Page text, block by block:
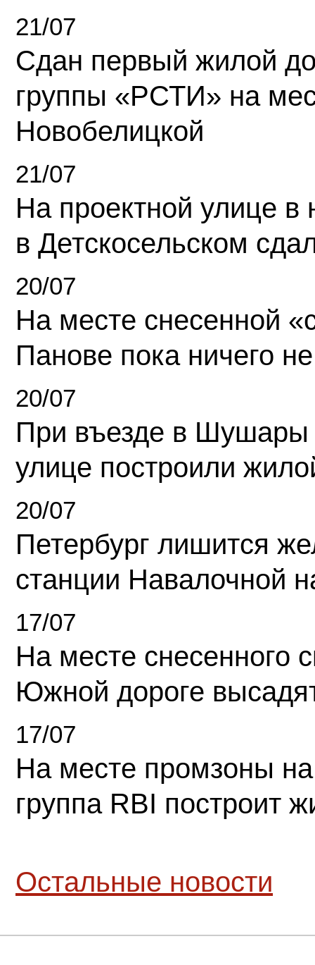
21/07
Сдан первый жилой
группы «РСТИ» на
Новобелицкой
21/07
На проектной улице
в Детскосельском
20/07
На месте снесенной
Панове пока ничего
20/07
При въезде в Шушары
улице построили
20/07
Петербург лишится
станции Навалочной
17/07
На месте снесенного
Южной дороге
17/07
На месте промзоны
группа RBI построит
Остальные новости